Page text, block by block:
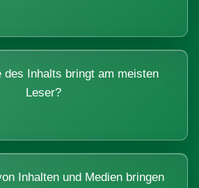
des Inhalts bringt am meisten
Leser?
Inhalten und Medien bringen